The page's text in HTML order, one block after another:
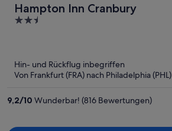
Hampton Inn Cranbury
2.5
5
Hin- und Rückflug inbegriffen
Von Frankfurt (FRA) nach Philadelphia (PHL)
9,2/10 Wunderbar! (816 Bewertungen)